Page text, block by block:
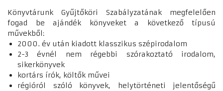
Könyvtárunk Gyűjtőköri Szabályzatának megfelelően
fogad be ajándék könyveket a következő típusú
művekből:
2000. év után kiadott klasszikus szépirodalom
2-3 évnél nem régebbi szórakoztató irodalom,
sikerkönyvek
kortárs írók, költők művei
régióról szóló könyvek, helytörténeti jelentőségű